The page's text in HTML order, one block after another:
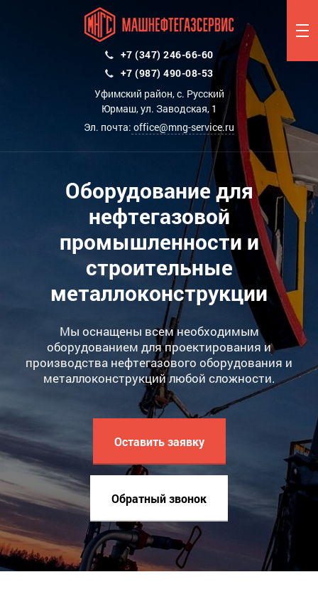
+7 (347) 246-66-60
+7 (987) 490-08-53
Уфимский район, с. Русский
Юрмаш, ул. Заводская, 1
Эл. почта: office@mng-service.ru
Оборудование для
нефтегазовой
промышленности и
строительные
металлоконструкции
Мы оснащены всем необходимым
оборудованием для проектирования и
производства нефтегазового оборудования и
металлоконструкций любой сложности.
Оставить заявку
Обратный звонок